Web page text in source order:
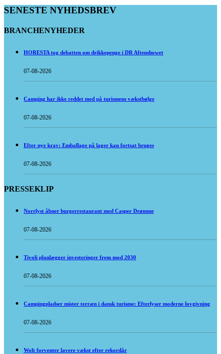
SENESTE NYHEDSBREV
BRANCHENYHEDER
HORESTA tog debatten om drikkepenge i DR Aftenshowet
07-08-2026
Camping har ikke reddet med på turismens vækstbølge
07-08-2026
Efter nye krav: Emballage på lager kan fortsat bruges
07-08-2026
PRESSEKLIP
Norrlyst åbner burgerrestaurant med Casper Drømme
07-08-2026
Tivoli planlægger investeringer frem mod 2030
07-08-2026
Campingpladser mister terræn i dansk turisme: Efterlyser moderne lovgivning
07-08-2026
Wolt forventer lavere vækst efter rekordår